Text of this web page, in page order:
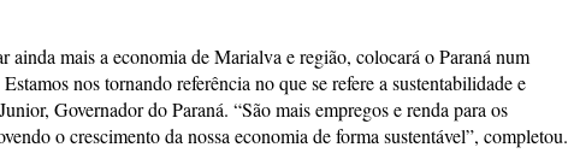
mais a economia de Marialva e região, colocará o Paraná num
nos tornando referência no que se refere a sustentabilidade e
Governador do Paraná. “São mais empregos e renda para os
o crescimento da nossa economia de forma sustentável”, completou.